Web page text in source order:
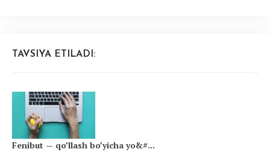
TAVSIYA ETILADI:
Fenibut — qo’llash bo’yicha yo&#...